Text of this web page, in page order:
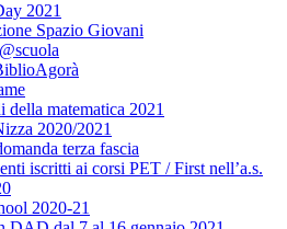
2021
Spazio Giovani
della matematica 2021
2020/2021
terza fascia
iscritti ai corsi PET / First nell’a.s.
2020-21